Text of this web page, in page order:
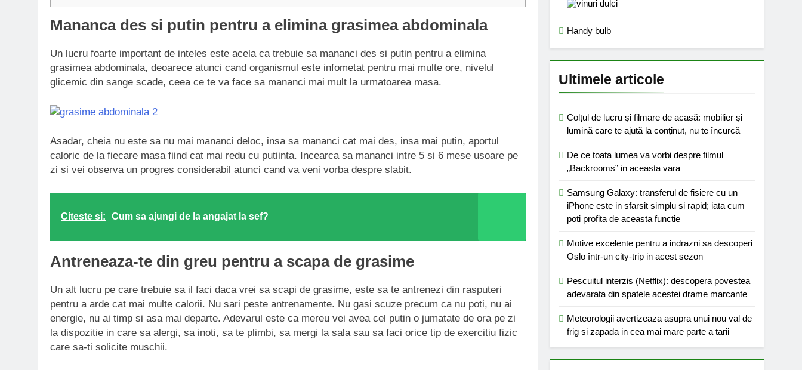
Mananca des si putin pentru a elimina grasimea abdominala
Un lucru foarte important de inteles este acela ca trebuie sa mananci des si putin pentru a elimina
grasimea abdominala, deoarece atunci cand organismul este infometat pentru mai multe ore, nivelul
glicemic din sange scade, ceea ce te va face sa mananci mai mult la urmatoarea masa.
Asadar, cheia nu este sa nu mai mananci deloc, insa sa mananci cat mai des, insa mai putin, aportul
caloric de la fiecare masa fiind cat mai redu cu putiinta. Incearca sa mananci intre 5 si 6 mese usoare pe
zi si vei observa un progres considerabil atunci cand va veni vorba despre slabit.
Citeste si: Cum sa ajungi de la angajat la sef?
Antreneaza-te din greu pentru a scapa de grasime
Un alt lucru pe care trebuie sa il faci daca vrei sa scapi de grasime, este sa te antrenezi din rasputeri
pentru a arde cat mai multe calorii. Nu sari peste antrenamente. Nu gasi scuze precum ca nu poti, nu ai
energie, nu ai timp si asa mai departe. Adevarul este ca mereu vei avea cel putin o jumatate de ora pe zi
la dispozitie in care sa alergi, sa inoti, sa te plimbi, sa mergi la sala sau sa faci orice tip de exercitiu fizic
care sa-ti solicite muschii.
Handy bulb
Ultimele articole
Colțul de lucru și filmare de acasă: mobilier și
lumină care te ajută la conținut, nu te încurcă
De ce toata lumea va vorbi despre filmul
„Backrooms” in aceasta vara
Samsung Galaxy: transferul de fisiere cu un
iPhone este in sfarsit simplu si rapid; iata cum
poti profita de aceasta functie
Motive excelente pentru a indrazni sa descoperi
Oslo într-un city-trip in acest sezon
Pescuitul interzis (Netflix): descopera povestea
adevarata din spatele acestei drame marcante
Meteorologii avertizeaza asupra unui nou val de
frig si zapada in cea mai mare parte a tarii